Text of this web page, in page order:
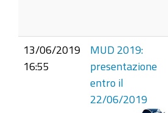
13/06/2019
16:55
MUD 2019:
presentazione
entro il
22/06/2019